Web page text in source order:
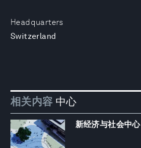
Headquarters
Switzerland
相关内容 中心
新经济与社会中心